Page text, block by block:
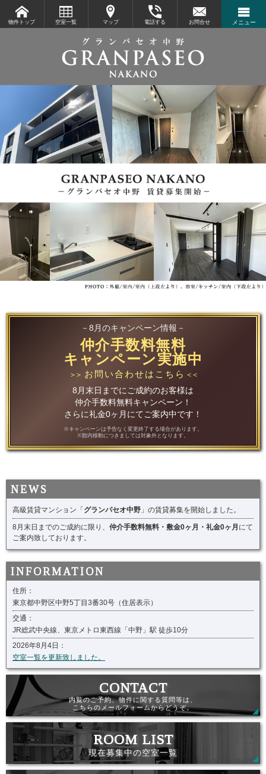
物件トップ 空室一覧 マップ 電話する お問合せ メニュー
－8月のキャンペーン情報－
仲介手数料無料
キャンペーン実施中
＞＞ お問い合わせはこちら ＜＜
8月末日までにご成約のお客様は
仲介手数料無料キャンペーン！
さらに礼金0ヶ月にてご案内中です！
※キャンペーンは予告なく変更終了する場合があります。
※館内移動につきましては対象外となります。
高級賃貸マンション「グランパセオ中野 」の賃貸募集を開始しました。
8月末日までのご成約に限り、 仲介手数料無料・敷金0ヶ月・礼金0ヶ月 にて
ご案内致しております。
住所：
東京都中野区中野5丁目3番30号（住居表示）
交通：
JR総武中央線、東京メトロ東西線「中野」駅 徒歩10分
2026年8月4日：
空室一覧を更新致しました。
内覧のご予約、物件に関する質問等は、
こちらのメールフォームからどうぞ。
現在募集中の空室一覧